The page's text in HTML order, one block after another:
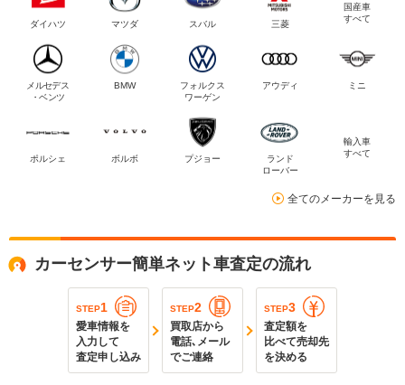
ダイハツ マツダ スバル 三菱
国産車
すべて
メルセデス
・ベンツ
BMW
フォルクス
ワーゲン
アウディ ミニ
ポルシェ ボルボ プジョー
ランド
ローバー
輸入車
すべて
全てのメーカーを見る
カーセンサー簡単ネット車査定の流れ
STEP1
愛車情報を
入力して
査定申し込み
STEP2
買取店から
電話､メール
でご連絡
STEP3
査定額を
比べて売却先
を決める